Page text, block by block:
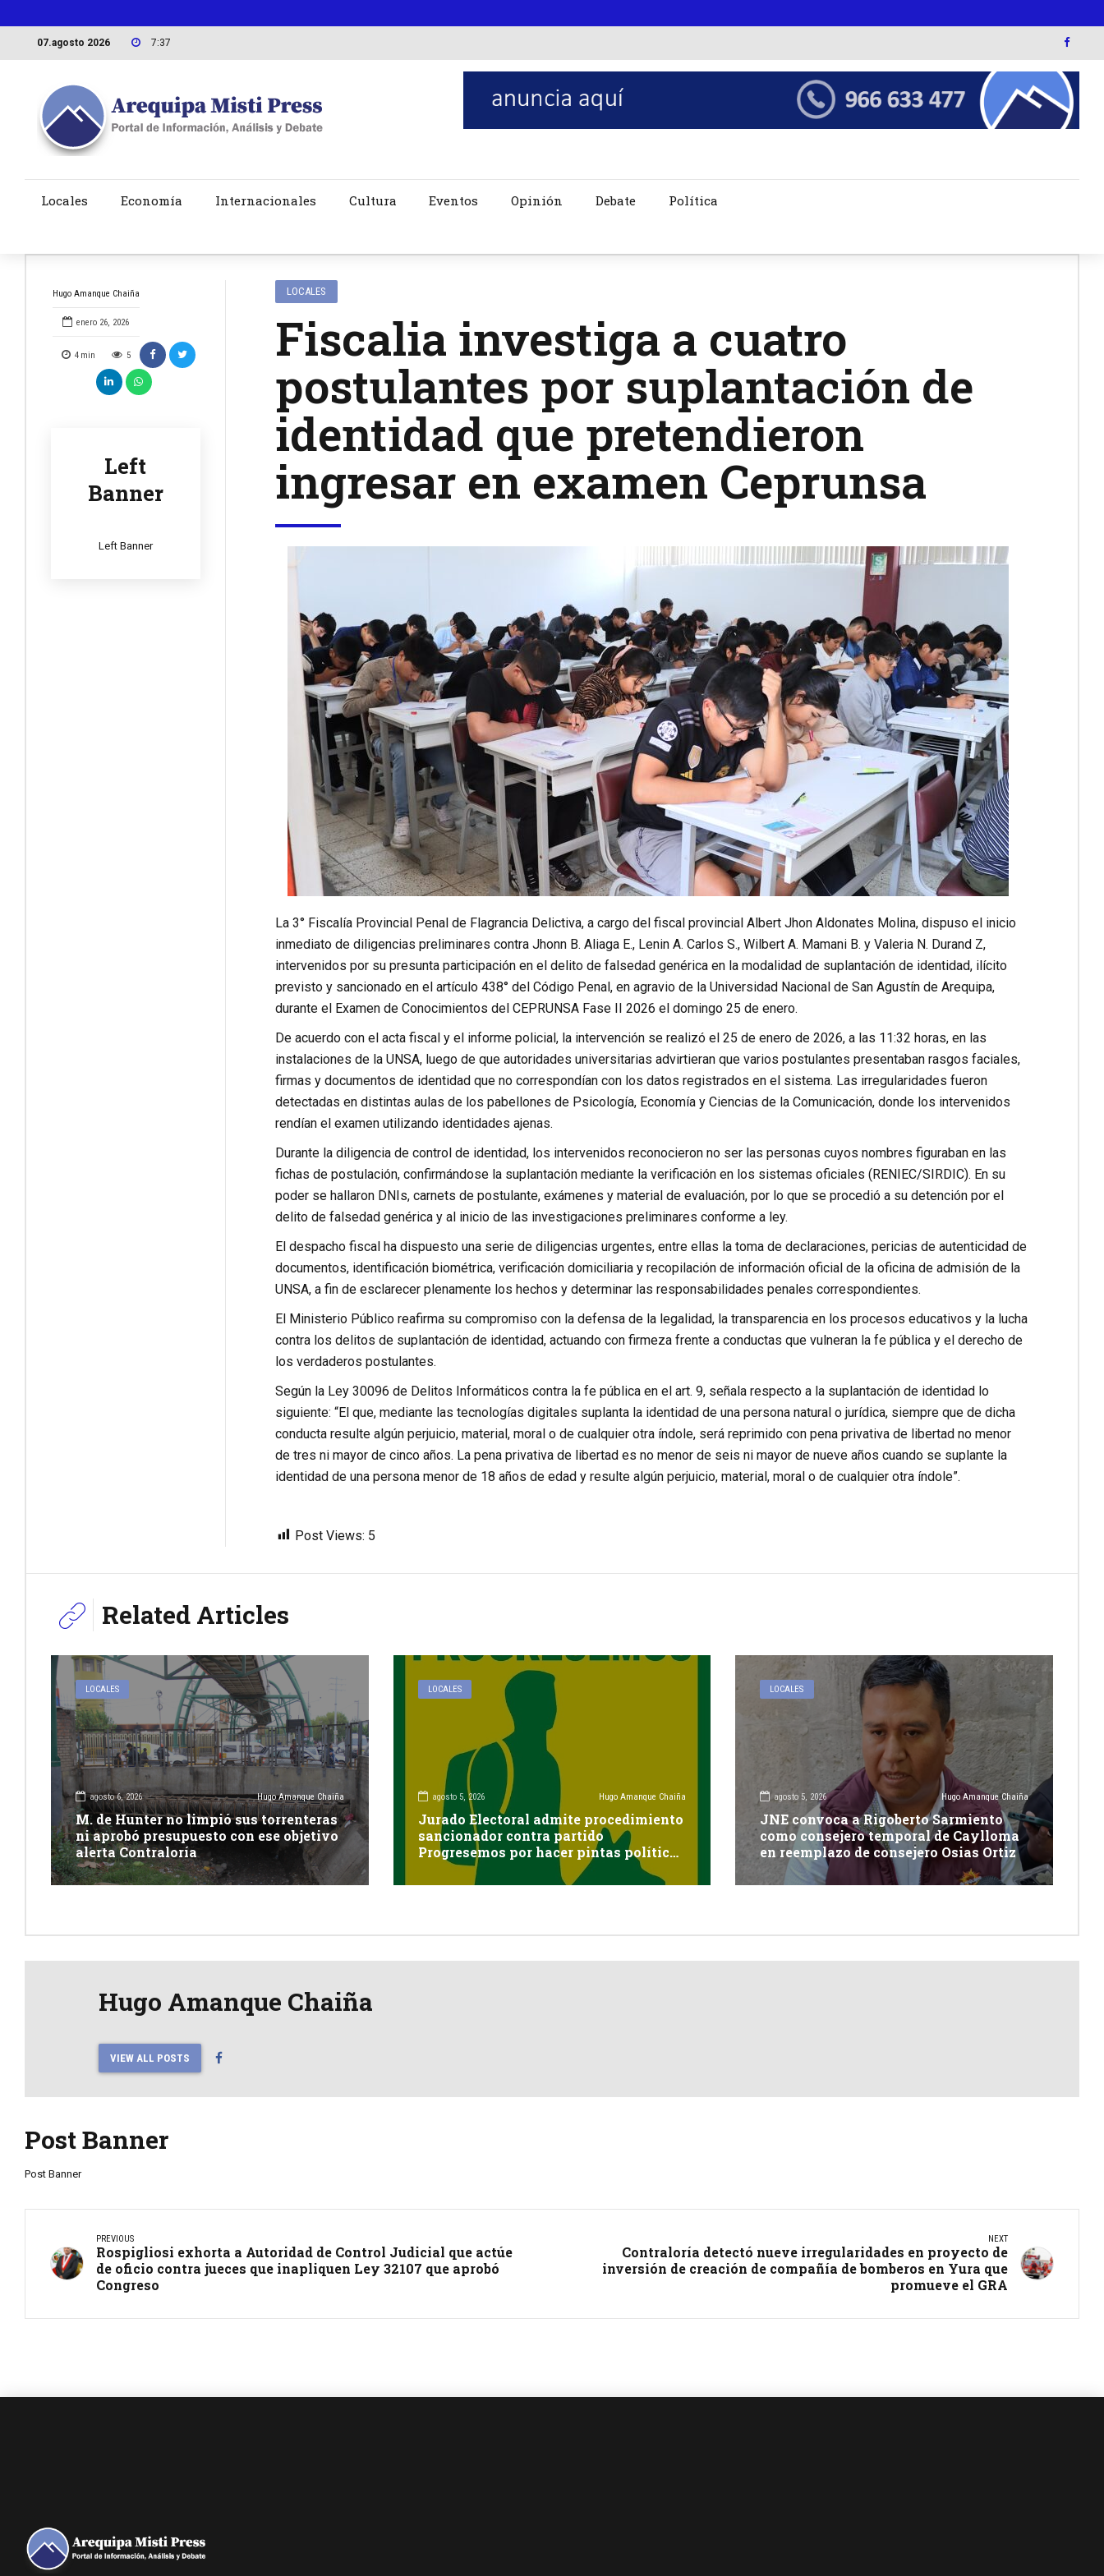
07.agosto 2026 7:37
Locales Economía Internacionales Cultura Eventos Opinión Debate Política
Hugo Amanque Chaiña
enero 26, 2026
4 min 5
Left
Banner
Left Banner
LOCALES
Fiscalia investiga a cuatro
postulantes por suplantación de
identidad que pretendieron
ingresar en examen Ceprunsa
La 3° Fiscalía Provincial Penal de Flagrancia Delictiva, a cargo del fiscal provincial Albert Jhon Aldonates Molina, dispuso el inicio
inmediato de diligencias preliminares contra Jhonn B. Aliaga E., Lenin A. Carlos S., Wilbert A. Mamani B. y Valeria N. Durand Z,
intervenidos por su presunta participación en el delito de falsedad genérica en la modalidad de suplantación de identidad, ilícito
previsto y sancionado en el artículo 438° del Código Penal, en agravio de la Universidad Nacional de San Agustín de Arequipa,
durante el Examen de Conocimientos del CEPRUNSA Fase II 2026 el domingo 25 de enero.
De acuerdo con el acta fiscal y el informe policial, la intervención se realizó el 25 de enero de 2026, a las 11:32 horas, en las
instalaciones de la UNSA, luego de que autoridades universitarias advirtieran que varios postulantes presentaban rasgos faciales,
firmas y documentos de identidad que no correspondían con los datos registrados en el sistema. Las irregularidades fueron
detectadas en distintas aulas de los pabellones de Psicología, Economía y Ciencias de la Comunicación, donde los intervenidos
rendían el examen utilizando identidades ajenas.
Durante la diligencia de control de identidad, los intervenidos reconocieron no ser las personas cuyos nombres figuraban en las
fichas de postulación, confirmándose la suplantación mediante la verificación en los sistemas oficiales (RENIEC/SIRDIC). En su
poder se hallaron DNIs, carnets de postulante, exámenes y material de evaluación, por lo que se procedió a su detención por el
delito de falsedad genérica y al inicio de las investigaciones preliminares conforme a ley.
El despacho fiscal ha dispuesto una serie de diligencias urgentes, entre ellas la toma de declaraciones, pericias de autenticidad de
documentos, identificación biométrica, verificación domiciliaria y recopilación de información oficial de la oficina de admisión de la
UNSA, a fin de esclarecer plenamente los hechos y determinar las responsabilidades penales correspondientes.
El Ministerio Público reafirma su compromiso con la defensa de la legalidad, la transparencia en los procesos educativos y la lucha
contra los delitos de suplantación de identidad, actuando con firmeza frente a conductas que vulneran la fe pública y el derecho de
los verdaderos postulantes.
Según la Ley 30096 de Delitos Informáticos contra la fe pública en el art. 9, señala respecto a la suplantación de identidad lo
siguiente: “El que, mediante las tecnologías digitales suplanta la identidad de una persona natural o jurídica, siempre que de dicha
conducta resulte algún perjuicio, material, moral o de cualquier otra índole, será reprimido con pena privativa de libertad no menor
de tres ni mayor de cinco años. La pena privativa de libertad es no menor de seis ni mayor de nueve años cuando se suplante la
identidad de una persona menor de 18 años de edad y resulte algún perjuicio, material, moral o de cualquier otra índole”.
Post Views: 5
Related Articles
LOCALES
agosto 6, 2026 Hugo Amanque Chaiña
M. de Hunter no limpió sus torrenteras
ni aprobó presupuesto con ese objetivo
alerta Contraloría
LOCALES
agosto 5, 2026 Hugo Amanque Chaiña
Jurado Electoral admite procedimiento
sancionador contra partido
Progresemos por hacer pintas políticas
sin autorización en Cayma
LOCALES
agosto 5, 2026 Hugo Amanque Chaiña
JNE convoca a Rigoberto Sarmiento
como consejero temporal de Caylloma
en reemplazo de consejero Osias Ortiz
Hugo Amanque Chaiña
VIEW ALL POSTS
Post Banner
Post Banner
PREVIOUS
Rospigliosi exhorta a Autoridad de Control Judicial que actúe
de oficio contra jueces que inapliquen Ley 32107 que aprobó
Congreso
NEXT
Contraloría detectó nueve irregularidades en proyecto de
inversión de creación de compañía de bomberos en Yura que
promueve el GRA